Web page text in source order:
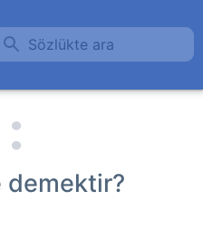
Sözlükte ara
demektir?